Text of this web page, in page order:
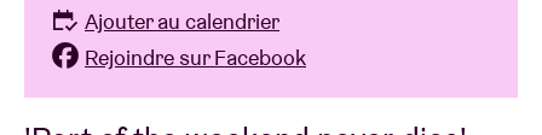
Ajouter au calendrier
Rejoindre sur Facebook